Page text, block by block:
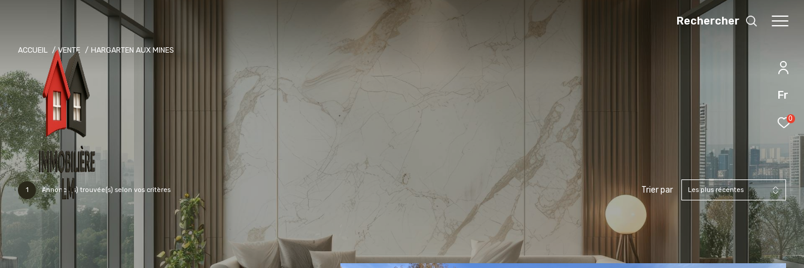
Fr
0
Rechercher
ACCUEIL VENTE HARGARTEN AUX MINES
1 Annonce(s) trouvée(s) selon vos critères Trier par Les plus récentes